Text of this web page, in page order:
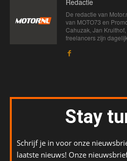
Redactie
De redactie van
van MOTO73 en
Cahuzak, Jan
freelancers zijn
Stay
Schrijf je in voor onze
laatste nieuws! Onze